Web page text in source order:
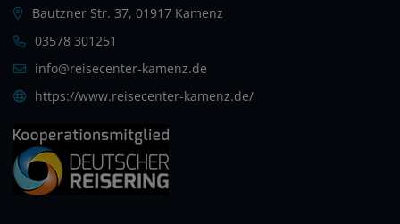
Bautzner Str. 37, 01917 Kamenz
03578 301251
info@reisecenter-kamenz.de
https://www.reisecenter-kamenz.de/